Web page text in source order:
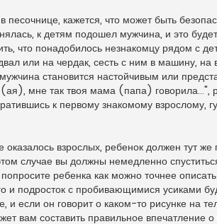
песочнице, кажется, что может быть
к детям подошел мужчина, и это
что понадобилось незнакомцу рядом с
или на чердак, сесть с ним в машину,
становится настойчивым или
мне так твоя мама (папа) говорила...",
к первому знакомому взрослому,
взрослых, ребенок должен тут
случае вы должны немедленно
попросите ребенка как можно точнее
и подросток с пробивающимися усиками
и если он говорит о каком-то рисунке на
вам составить правильное